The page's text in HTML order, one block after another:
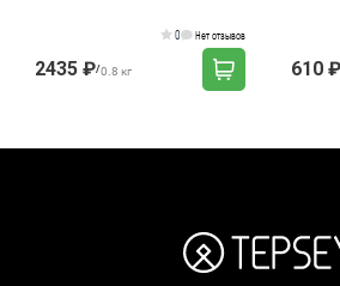
0 Нет отзывов
2435 ₽/0.8 кг 610 ₽